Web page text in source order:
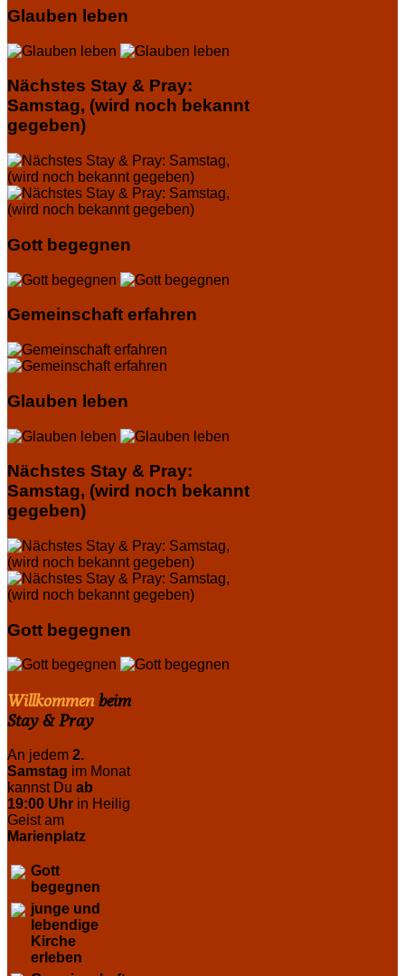
Glauben leben
Nächstes Stay & Pray:
Samstag, (wird noch bekannt
gegeben)
Gott begegnen
Gemeinschaft erfahren
Glauben leben
Nächstes Stay & Pray:
Samstag, (wird noch bekannt
gegeben)
Gott begegnen
Willkommenbeim
Stay & Pray
An jedem 2.
Samstag im Monat
kannst Du ab
19:00 Uhr in Heilig
Geist am
Marienplatz
Gott
begegnen
junge und
lebendige
Kirche
erleben